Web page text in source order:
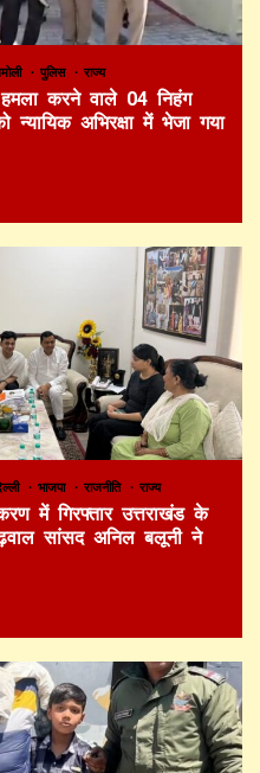
पुलिस राज्य
हमला करने वाले 04 निहंग
न्यायिक अभिरक्षा में भेजा गया
भाजपा राजनीति राज्य
में गिरफ्तार उत्तराखंड के
सांसद अनिल बलूनी ने